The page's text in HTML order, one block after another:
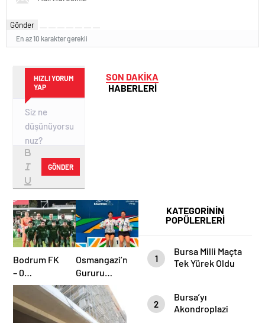
Gönder
En az 10 karakter gerekli
HIZLI YORUM
YAP
GÖNDER
SON DAKİKA
HABERLERİ
KATEGORİNİN
POPÜLERLERİ
1
Bursa Milli Maçta
Tek Yürek Oldu
2
Bursa’yı
Akondroplazi
Bodrum FK
– 0
Bursaspor –
2
Osmangazi’nin
Gururu
Üstün
Performansla
Avrupa